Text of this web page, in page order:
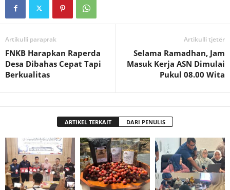
Artikulli paraprak
FNKB Harapkan Raperda
Desa Dibahas Cepat Tapi
Berkualitas
Artikulli tjetër
Selama Ramadhan, Jam
Masuk Kerja ASN Dimulai
Pukul 08.00 Wita
ARTIKEL TERKAIT DARI PENULIS